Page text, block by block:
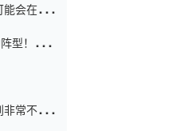
能会在下
型！伊万
非常不舒